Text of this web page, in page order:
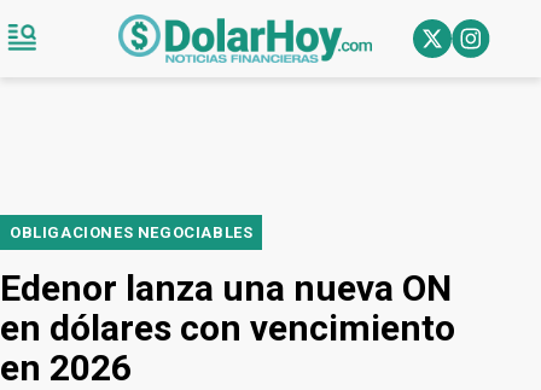
OBLIGACIONES NEGOCIABLES
Edenor lanza una nueva ON
en dólares con vencimiento
en 2026